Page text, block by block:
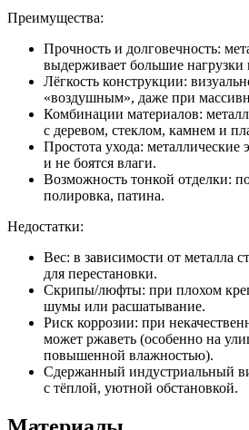
Преимущества:
Прочность и долговечность:
выдерживает большие нагрузки
Лёгкость конструкции:
«воздушным», даже при
Комбинации материалов:
с деревом, стеклом, камнем и
Простота ухода: металлические
и не боятся влаги.
Возможность тонкой отделки:
полировка, патина.
Недостатки:
Вес: в зависимости от металла
для перестановки.
Скрипы/люфты: при плохом
шумы или расшатывание.
Риск коррозии: при
может ржаветь (особенно на
повышенной влажностью).
Сдержанный индустриальный
с тёплой, уютной обстановкой.